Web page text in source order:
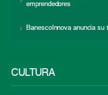
emprendedores
BanescoInnova anuncia su
CULTURA